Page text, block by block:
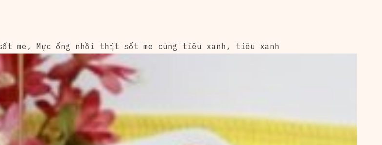
me , Mực ống nhồi thịt sốt me cùng tiêu xanh , tiêu xanh